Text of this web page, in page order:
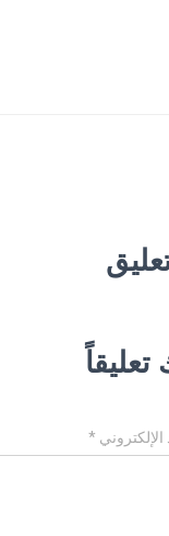
تعليقاً
الإلكتروني *